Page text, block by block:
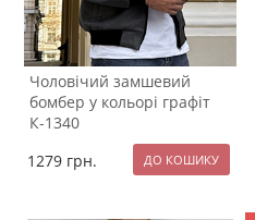
Чоловічий замшевий
бомбер у кольорі графіт
К-1340
1279 грн.